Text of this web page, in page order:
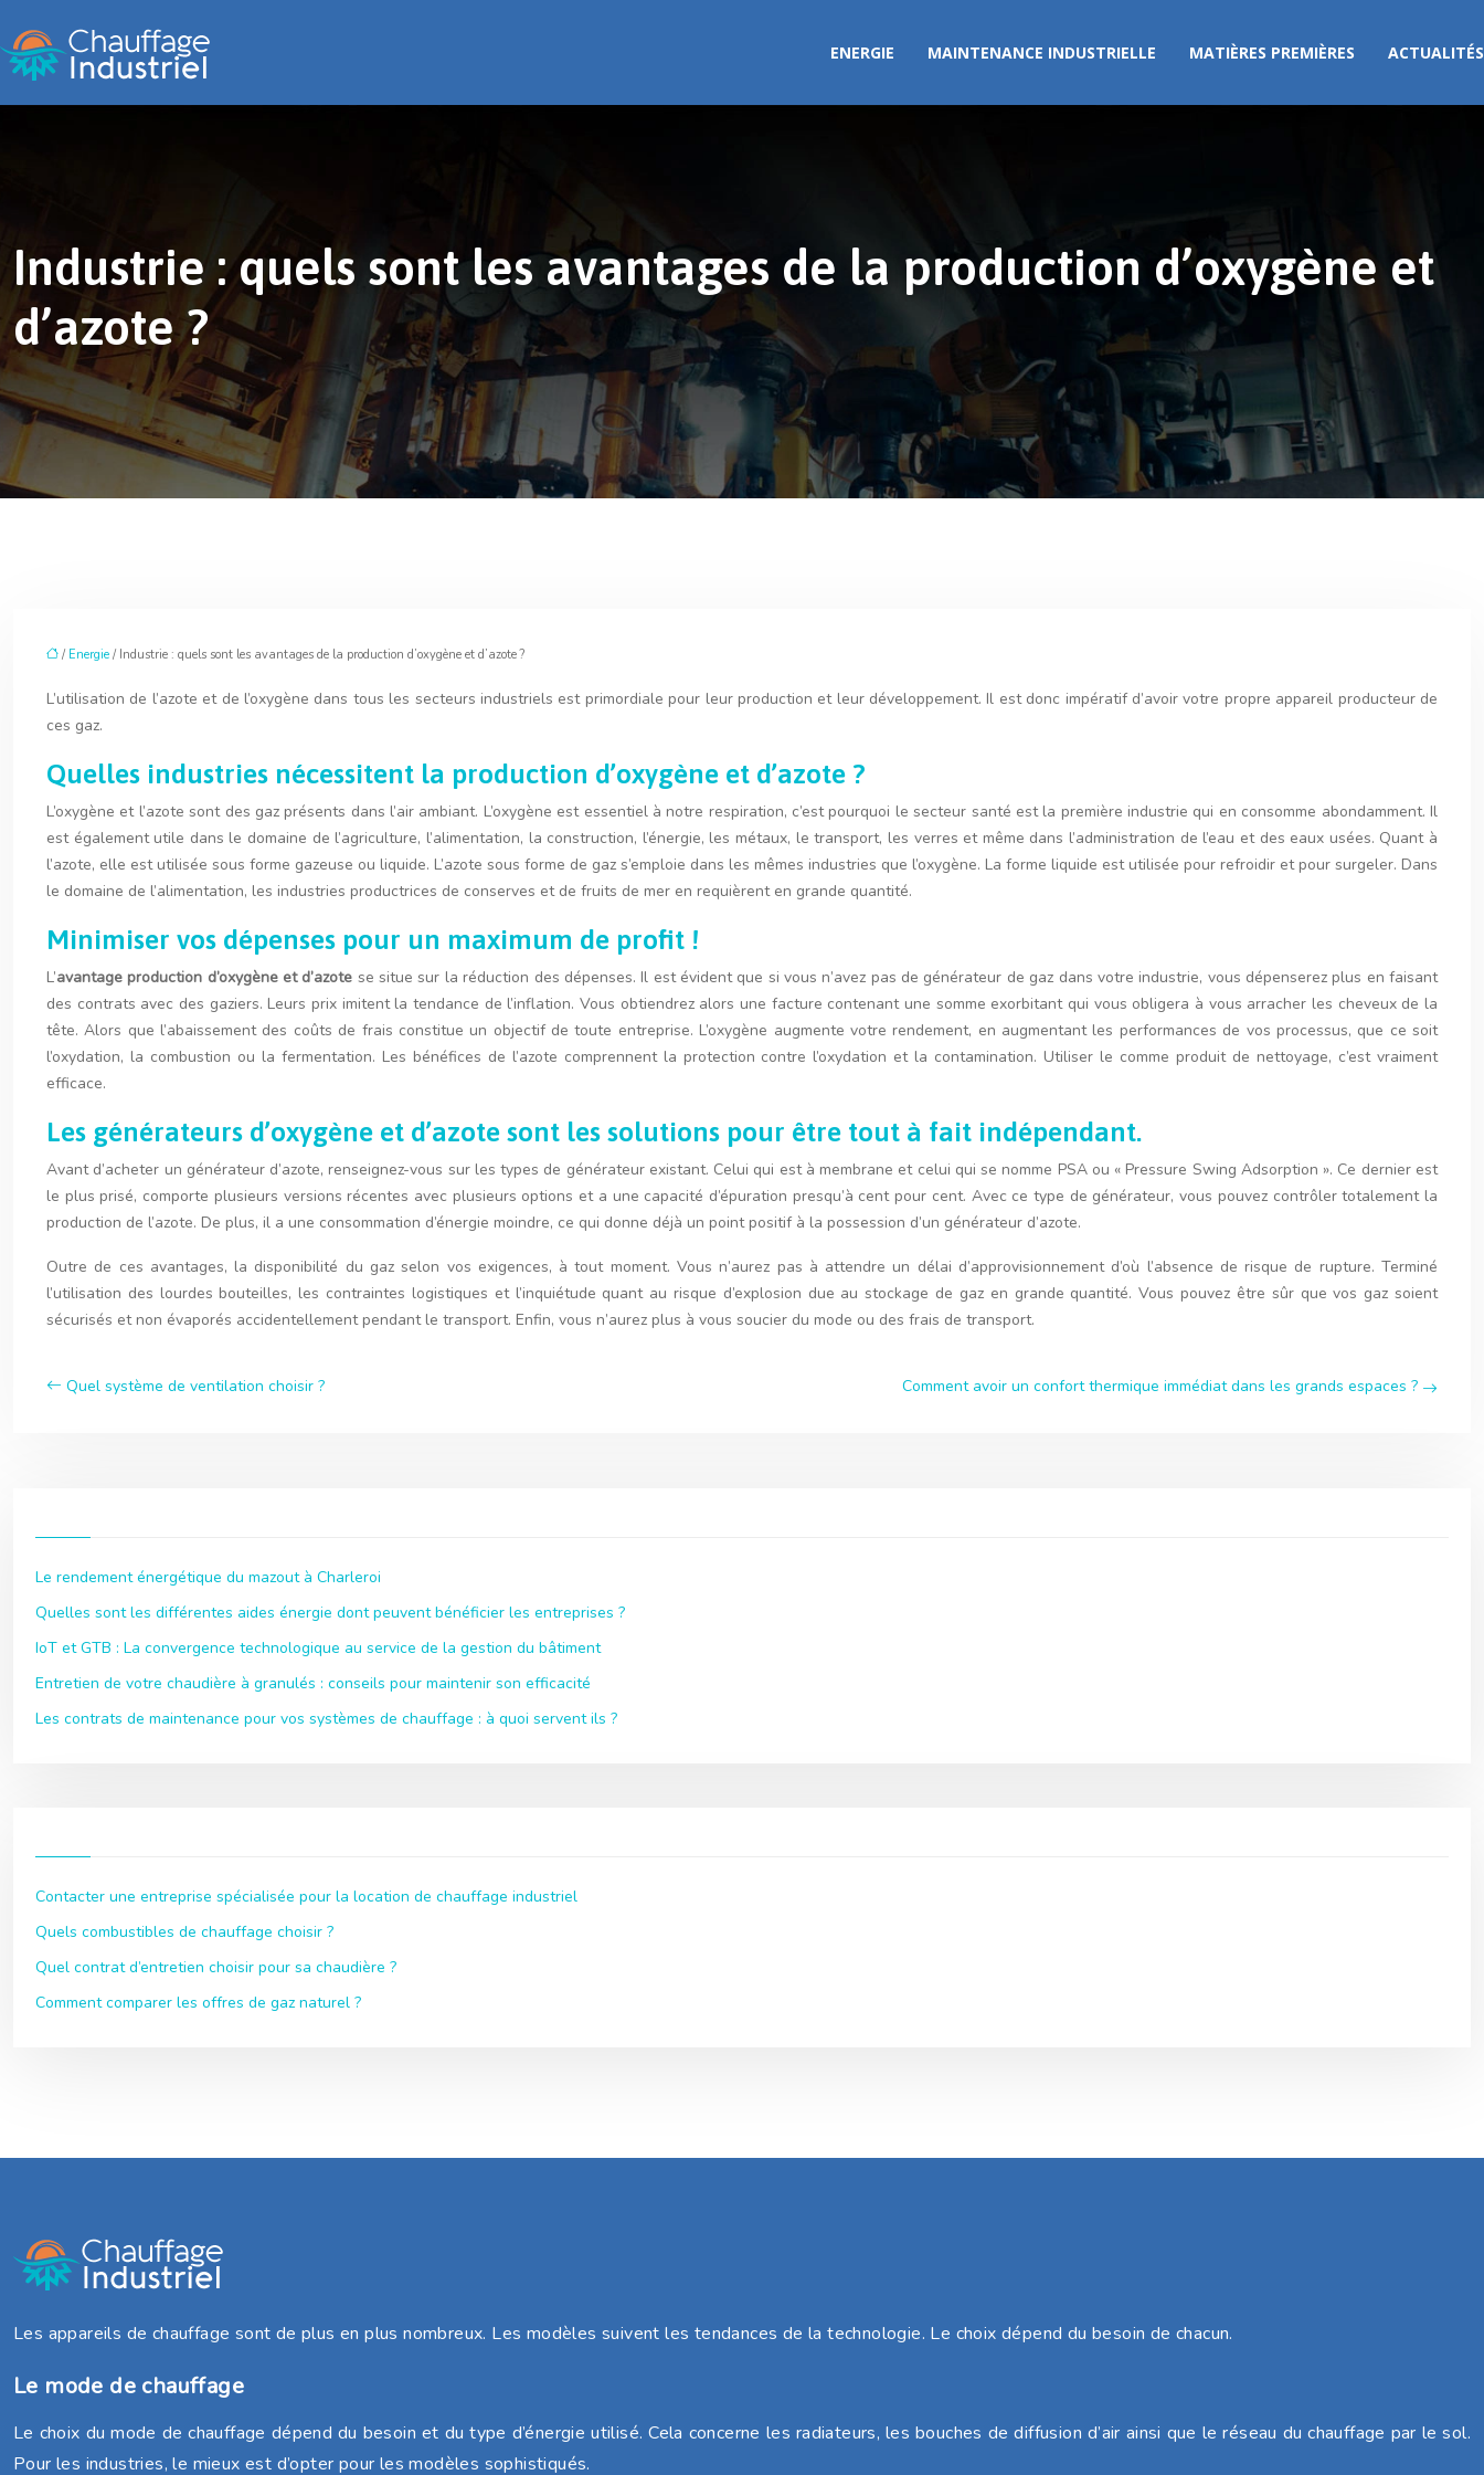
ENERGIE MAINTENANCE INDUSTRIELLE MATIÈRES PREMIÈRES ACTUALITÉS
Industrie : quels sont les avantages de la production d’oxygène et
d’azote ?
/ Energie / Industrie : quels sont les avantages de la production d’oxygène et d’azote ?
L’utilisation de l’azote et de l’oxygène dans tous les secteurs industriels est primordiale pour leur production et leur développement. Il est donc impératif d’avoir votre propre appareil producteur de
ces gaz.
Quelles industries nécessitent la production d’oxygène et d’azote ?
L’oxygène et l’azote sont des gaz présents dans l’air ambiant. L’oxygène est essentiel à notre respiration, c’est pourquoi le secteur santé est la première industrie qui en consomme abondamment. Il
est également utile dans le domaine de l’agriculture, l’alimentation, la construction, l’énergie, les métaux, le transport, les verres et même dans l’administration de l’eau et des eaux usées. Quant à
l’azote, elle est utilisée sous forme gazeuse ou liquide. L’azote sous forme de gaz s’emploie dans les mêmes industries que l’oxygène. La forme liquide est utilisée pour refroidir et pour surgeler. Dans
le domaine de l’alimentation, les industries productrices de conserves et de fruits de mer en requièrent en grande quantité.
Minimiser vos dépenses pour un maximum de profit !
L’avantage production d’oxygène et d’azote se situe sur la réduction des dépenses. Il est évident que si vous n’avez pas de générateur de gaz dans votre industrie, vous dépenserez plus en faisant
des contrats avec des gaziers. Leurs prix imitent la tendance de l’inflation. Vous obtiendrez alors une facture contenant une somme exorbitant qui vous obligera à vous arracher les cheveux de la
tête. Alors que l’abaissement des coûts de frais constitue un objectif de toute entreprise. L’oxygène augmente votre rendement, en augmentant les performances de vos processus, que ce soit
l’oxydation, la combustion ou la fermentation. Les bénéfices de l’azote comprennent la protection contre l’oxydation et la contamination. Utiliser le comme produit de nettoyage, c’est vraiment
efficace.
Les générateurs d’oxygène et d’azote sont les solutions pour être tout à fait indépendant.
Avant d’acheter un générateur d’azote, renseignez-vous sur les types de générateur existant. Celui qui est à membrane et celui qui se nomme PSA ou « Pressure Swing Adsorption ». Ce dernier est
le plus prisé, comporte plusieurs versions récentes avec plusieurs options et a une capacité d’épuration presqu’à cent pour cent. Avec ce type de générateur, vous pouvez contrôler totalement la
production de l’azote. De plus, il a une consommation d’énergie moindre, ce qui donne déjà un point positif à la possession d’un générateur d’azote.
Outre de ces avantages, la disponibilité du gaz selon vos exigences, à tout moment. Vous n’aurez pas à attendre un délai d’approvisionnement d’où l’absence de risque de rupture. Terminé
l’utilisation des lourdes bouteilles, les contraintes logistiques et l’inquiétude quant au risque d’explosion due au stockage de gaz en grande quantité. Vous pouvez être sûr que vos gaz soient
sécurisés et non évaporés accidentellement pendant le transport. Enfin, vous n’aurez plus à vous soucier du mode ou des frais de transport.
Quel système de ventilation choisir ? Comment avoir un confort thermique immédiat dans les grands espaces ?
Le rendement énergétique du mazout à Charleroi
Quelles sont les différentes aides énergie dont peuvent bénéficier les entreprises ?
IoT et GTB : La convergence technologique au service de la gestion du bâtiment
Entretien de votre chaudière à granulés : conseils pour maintenir son efficacité
Les contrats de maintenance pour vos systèmes de chauffage : à quoi servent ils ?
Contacter une entreprise spécialisée pour la location de chauffage industriel
Quels combustibles de chauffage choisir ?
Quel contrat d’entretien choisir pour sa chaudière ?
Comment comparer les offres de gaz naturel ?
Les appareils de chauffage sont de plus en plus nombreux. Les modèles suivent les tendances de la technologie. Le choix dépend du besoin de chacun.
Le mode de chauffage
Le choix du mode de chauffage dépend du besoin et du type d’énergie utilisé. Cela concerne les radiateurs, les bouches de diffusion d’air ainsi que le réseau du chauffage par le sol.
Pour les industries, le mieux est d’opter pour les modèles sophistiqués.